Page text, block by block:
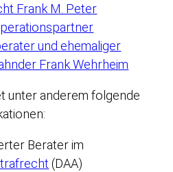
Frank M. Peter
und ehemaliger
Frank Wehrheim
unter anderem folgende
Berater im
(DAA)